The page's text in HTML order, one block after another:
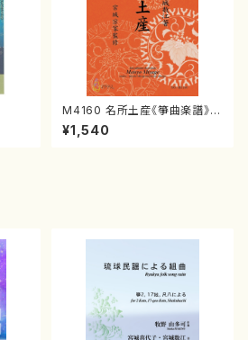
M4160 名所土産《箏曲楽譜》
（箏/宮城喜代子・宮城数江著・
宮城宗家監修/箏曲古典楽譜）
¥1,540